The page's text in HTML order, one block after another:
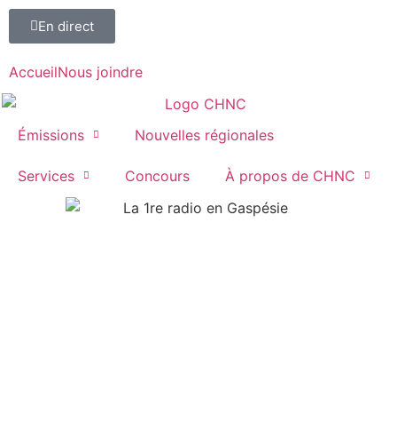
En direct
AccueilNous joindre
Émissions Nouvelles régionales
Services Concours À propos de CHNC